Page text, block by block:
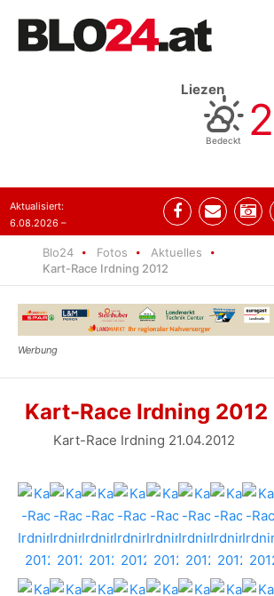
Liezen
Bedeckt
Aktualisiert:
6.08.2026 –
Blo24 Fotos
Aktuelles
Kart-Race Irdning 2012
Kart-Race Irdning 2012
Kart-Race Irdning 21.04.2012